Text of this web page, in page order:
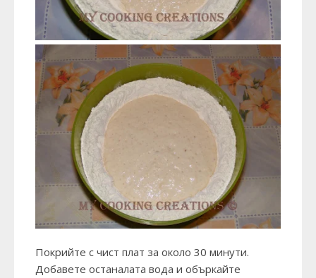
Покрийте с чист плат за около 30 минути.
Добавете останалата вода и объркайте